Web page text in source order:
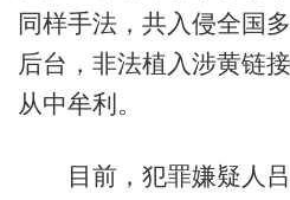
同样手法，共入侵全国
后台，非法植入涉黄链
从中牟利。
目前，犯罪嫌疑人吕